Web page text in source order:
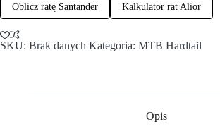
Oblicz ratę Santander Kalkulator rat Alior
SKU: Brak danych Kategoria: MTB Hardtail
Opis